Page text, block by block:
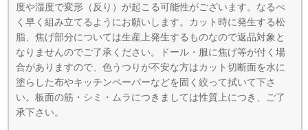
度や湿度で変形（反り）が起こる可能性がございます。なるべ
く早く組み立てるようにお願いします。カット時に発生する松
脂、焦げ部分については生産上発生するものなので返品対象と
なりませんのでご了承ください。ドール・服に焦げ等が付く場
合がありますので、色うつりが不安な方はカット切断面を水に
塗らした布やキッチンペーパーなどを固く絞って拭いて下さ
い。板面の筋・シミ・ムラにつきましては性質上につき、ご了
承下さい。